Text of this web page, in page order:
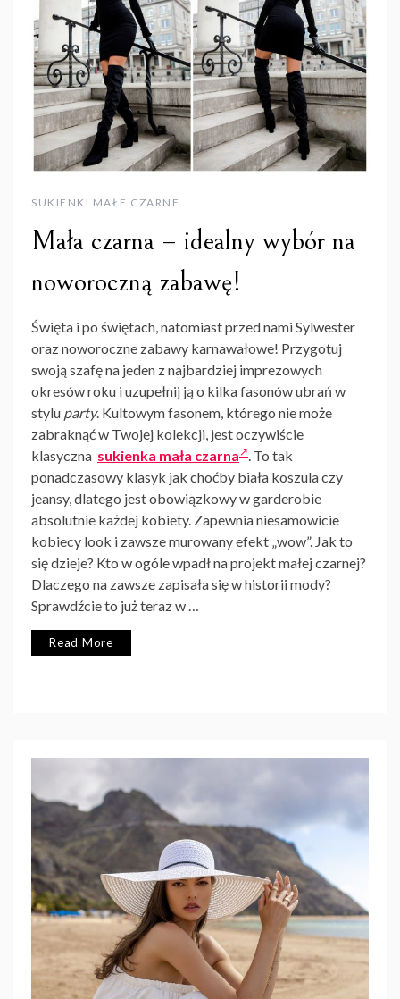
SUKIENKI MAŁE CZARNE
Mała czarna – idealny wybór na
noworoczną zabawę!
Święta i po świętach, natomiast przed nami Sylwester
oraz noworoczne zabawy karnawałowe! Przygotuj
swoją szafę na jeden z najbardziej imprezowych
okresów roku i uzupełnij ją o kilka fasonów ubrań w
stylu party. Kultowym fasonem, którego nie może
zabraknąć w Twojej kolekcji, jest oczywiście
klasyczna sukienka mała czarna
. To tak
ponadczasowy klasyk jak choćby biała koszula czy
jeansy, dlatego jest obowiązkowy w garderobie
absolutnie każdej kobiety. Zapewnia niesamowicie
kobiecy look i zawsze murowany efekt „wow”. Jak to
się dzieje? Kto w ogóle wpadł na projekt małej czarnej?
Dlaczego na zawsze zapisała się w historii mody?
Sprawdźcie to już teraz w …
Read More